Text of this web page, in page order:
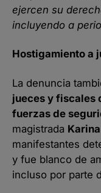
ejercen su
incluyendo a
Hostigamiento a
La denuncia
jueces y fiscales
fuerzas de
magistrada
manifestantes
y fue blanco de
incluso por parte